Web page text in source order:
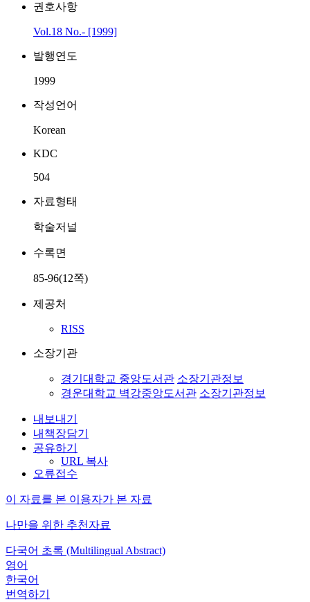
권호사항
Vol.18 No.- [1999]
발행연도
1999
작성언어
Korean
KDC
504
자료형태
학술저널
수록면
85-96(12쪽)
제공처
RISS
소장기관
경기대학교 중앙도서관 소장기관정보
경운대학교 벽강중앙도서관 소장기관정보
내보내기
내책장담기
공유하기
URL 복사
오류접수
이 자료를 본 이용자가 본 자료
나만을 위한 추천자료
다국어 초록 (Multilingual Abstract)
영어
한국어
번역하기